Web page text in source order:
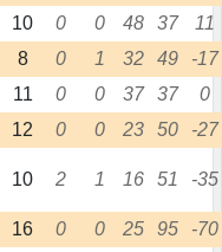
10 0 0 48 37
11
8 0 1 32 49
-17
11 0 0 37 37
0
12 0 0 23 50 -27
10 2 1 16 51 -35
16 0 0 25 95 -70